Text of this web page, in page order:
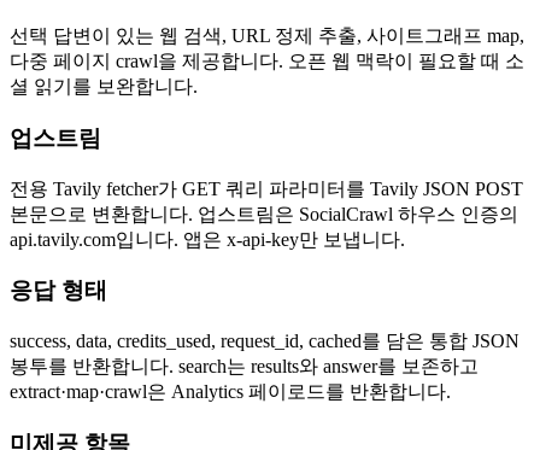
선택 답변이 있는 웹 검색, URL 정제 추출, 사이트그래프 map,
다중 페이지 crawl을 제공합니다. 오픈 웹 맥락이 필요할 때 소
셜 읽기를 보완합니다.
업스트림
전용 Tavily fetcher가 GET 쿼리 파라미터를 Tavily JSON POST
본문으로 변환합니다. 업스트림은 SocialCrawl 하우스 인증의
api.tavily.com입니다. 앱은 x-api-key만 보냅니다.
응답 형태
success, data, credits_used, request_id, cached를 담은 통합 JSON
봉투를 반환합니다. search는 results와 answer를 보존하고
extract·map·crawl은 Analytics 페이로드를 반환합니다.
미제공 항목